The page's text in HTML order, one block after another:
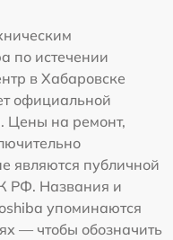
по истечении
в Хабаровске
официальной
Цены на ремонт,
являются публичной
РФ. Названия и
упоминаются
— чтобы обозначить